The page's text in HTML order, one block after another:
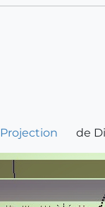
Projection de